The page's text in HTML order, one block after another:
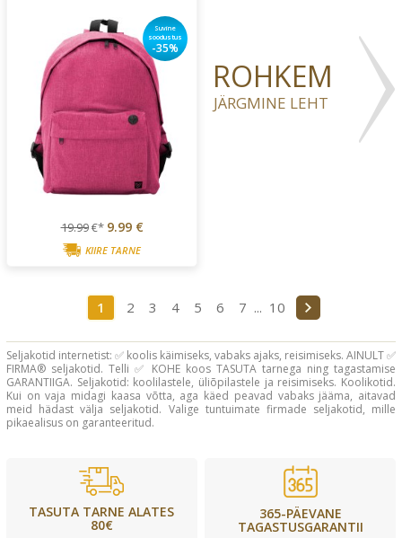
Suvine
soodustus
-35%
19.99€* 9.99 €
KIIRE TARNE
ROHKEM
JÄRGMINE LEHT
1 2 3 4 5 6 7 ... 10
Seljakotid internetist: ✅ koolis käimiseks, vabaks ajaks, reisimiseks. AINULT ✅
FIRMA® seljakotid. Telli ✅ KOHE koos TASUTA tarnega ning tagastamise
GARANTIIGA. Seljakotid: koolilastele, üliõpilastele ja reisimiseks. Koolikotid.
Kui on vaja midagi kaasa võtta, aga käed peavad vabaks jääma, aitavad
meid hädast välja seljakotid. Valige tuntuimate firmade seljakotid, mille
pikaealisus on garanteeritud.
TASUTA TARNE ALATES
80€
365-PÄEVANE
TAGASTUSGARANTII